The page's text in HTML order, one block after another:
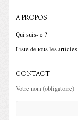
A PROPOS
Qui suis-je ?
Liste de tous les articles
CONTACT
Votre nom (obligatoire)